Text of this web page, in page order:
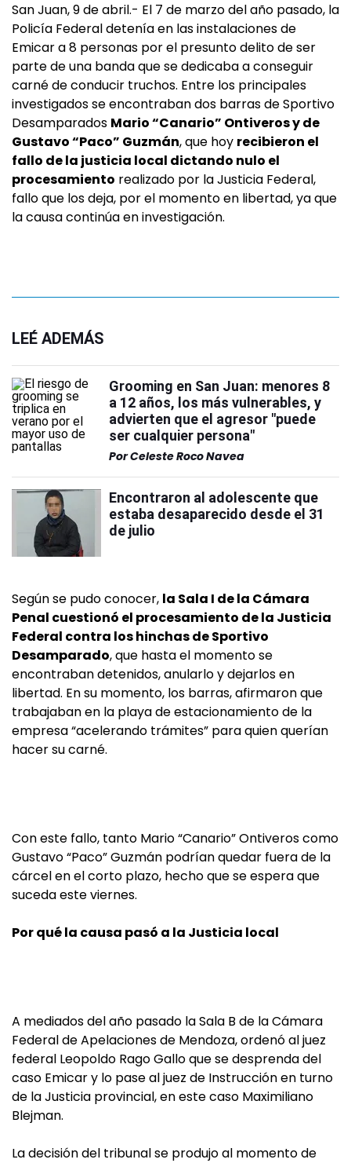
San Juan, 9 de abril.- El 7 de marzo del año pasado, la
Policía Federal detenía en las instalaciones de
Emicar a 8 personas por el presunto delito de ser
parte de una banda que se dedicaba a conseguir
carné de conducir truchos. Entre los principales
investigados se encontraban dos barras de Sportivo
Desamparados Mario “Canario” Ontiveros y de
Gustavo “Paco” Guzmán, que hoy recibieron el
fallo de la justicia local dictando nulo el
procesamiento realizado por la Justicia Federal,
fallo que los deja, por el momento en libertad, ya que
la causa continúa en investigación.
LEÉ ADEMÁS
Grooming en San Juan: menores 8
a 12 años, los más vulnerables, y
advierten que el agresor "puede
ser cualquier persona"
PorCeleste Roco Navea
Encontraron al adolescente que
estaba desaparecido desde el 31
de julio
Según se pudo conocer, la Sala I de la Cámara
Penal cuestionó el procesamiento de la Justicia
Federal contra los hinchas de Sportivo
Desamparado, que hasta el momento se
encontraban detenidos, anularlo y dejarlos en
libertad. En su momento, los barras, afirmaron que
trabajaban en la playa de estacionamiento de la
empresa “acelerando trámites” para quien querían
hacer su carné.
Con este fallo, tanto Mario “Canario” Ontiveros como
Gustavo “Paco” Guzmán podrían quedar fuera de la
cárcel en el corto plazo, hecho que se espera que
suceda este viernes.
Por qué la causa pasó a la Justicia local
A mediados del año pasado la Sala B de la Cámara
Federal de Apelaciones de Mendoza, ordenó al juez
federal Leopoldo Rago Gallo que se desprenda del
caso Emicar y lo pase al juez de Instrucción en turno
de la Justicia provincial, en este caso Maximiliano
Blejman.
La decisión del tribunal se produjo al momento de